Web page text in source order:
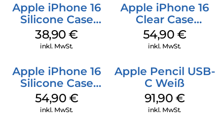
Apple iPhone 16
Silicone Case
MagSafe
Ultramarine
38,90€
inkl. MwSt.
Apple iPhone 16
Clear Case
MagSafe
Transparent
54,90 €
inkl. MwSt.
Apple iPhone 16
Silicone Case
MagSafe Lake
Green
54,90 €
inkl. MwSt.
Apple Pencil USB-
C Weiß
91,90 €
inkl. MwSt.